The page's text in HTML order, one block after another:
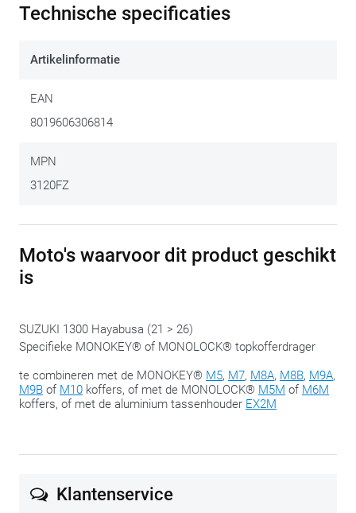
bestaat uit twee motorspecifieke, stevige zijarmen en een
set bevat GEEN topkofferplaat. Afhankelijk van het gewenste
de XM5
altijd de mogelijkheid om nog een beetje te ‘schuiven’ om
alles te laten passen.
Technische specificaties
Artikelinformatie
EAN
8019606306814
MPN
3120FZ
Moto's waarvoor dit product geschikt
is
SUZUKI 1300 Hayabusa (21 > 26)
Specifieke MONOKEY® of MONOLOCK® topkofferdrager
te combineren met de MONOKEY® M5, M7, M8A, M8B, M9A,
M9B of M10 koffers, of met de MONOLOCK® M5M of M6M
koffers, of met de aluminium tassenhouder EX2M
Klantenservice